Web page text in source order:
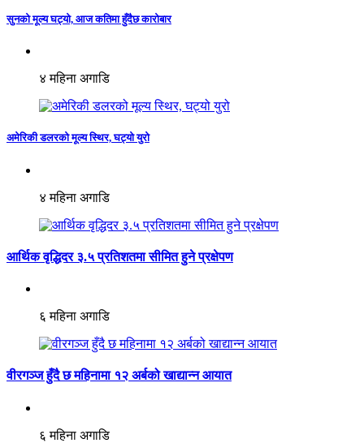
सुनको मूल्य घट्यो, आज कतिमा हुँदैछ कारोबार
४ महिना अगाडि
अमेरिकी डलरको मूल्य स्थिर, घट्यो युरो
४ महिना अगाडि
आर्थिक वृद्धिदर ३.५ प्रतिशतमा सीमित हुने प्रक्षेपण
६ महिना अगाडि
वीरगञ्ज हुँदै छ महिनामा १२ अर्बको खाद्यान्न आयात
६ महिना अगाडि